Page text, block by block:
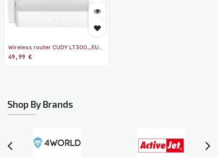
Wireless router CUDY LT300_EU
Wi-Fi 300 Mbps 2.4 GHz 4G LTE
SIM
49,99 €
Shop By Brands